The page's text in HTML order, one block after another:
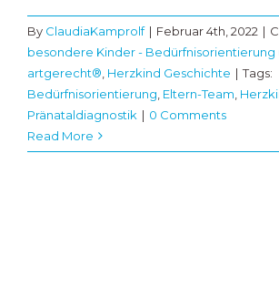
By ClaudiaKamprolf | Februar 4th, 2022 |
besondere Kinder - Bedürfnisorientierung
artgerecht®, Herzkind Geschichte | Tags:
Bedürfnisorientierung, Eltern-Team,
Pränataldiagnostik | 0 Comments
Read More